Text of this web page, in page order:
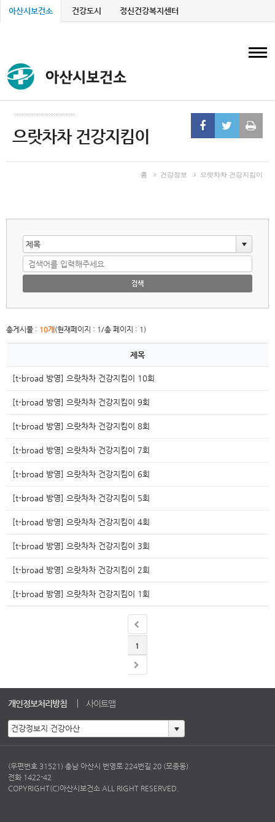
아산시보건소 건강도시 정신건강복지센터
으랏차차 건강지킴이
홈 건강정보 으랏차차 건강지킴이
검색
총게시물 : 10개 (현재페이지 : 1/총 페이지 : 1)
제목
[t-broad 방영] 으랏차차 건강지킴이 10회
[t-broad 방영] 으랏차차 건강지킴이 9회
[t-broad 방영] 으랏차차 건강지킴이 8회
[t-broad 방영] 으랏차차 건강지킴이 7회
[t-broad 방영] 으랏차차 건강지킴이 6회
[t-broad 방영] 으랏차차 건강지킴이 5회
[t-broad 방영] 으랏차차 건강지킴이 4회
[t-broad 방영] 으랏차차 건강지킴이 3회
[t-broad 방영] 으랏차차 건강지킴이 2회
[t-broad 방영] 으랏차차 건강지킴이 1회
1
개인정보처리방침 사이트맵
(우편번호 31521) 충남 아산시 번영로 224번길 20 (모종동)
전화 1422-42
COPYRIGHT(C)아산시보건소 ALL RIGHT RESERVED.